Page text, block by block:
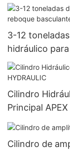
3-12
hidráulico
Cilindro
Principal
Cilindro de